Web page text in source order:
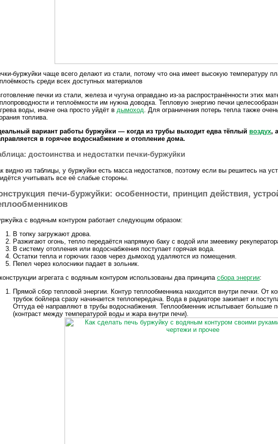
буржуйки чаще всего делают из стали, потому что она имеет высокую температуру
среди всех доступных материалов
печки из стали, железа и чугуна оправдано из-за распространённости этих
и теплоёмкости им нужна доводка. Тепловую энергию печки
воды, иначе она просто уйдёт в дымоход. Для ограничения потерь тепла также
топлива.
вариант работы буржуйки — когда из трубы выходит едва тёплый воздух,
в горячее водоснабжение и отопление дома.
достоинства и недостатки печки-буржуйки
видно из таблицы, у буржуйки есть масса недостатков, поэтому если вы решитесь на
учитывать все её слабые стороны.
печи-буржуйки: особенности, принцип действия,
с водяным контуром работает следующим образом:
В топку загружают дрова.
Разжигают огонь, тепло передаётся напрямую баку с водой или змеевику
В систему отопления или водоснабжения поступает горячая вода.
Остатки тепла и горючих газов через дымоход удаляются из помещения.
Пепел через колосники падает в зольник.
агрегата с водяным контуром использованы два принципа сбора энергии:
Прямой сбор тепловой энергии. Контур теплообменника находится внутри печки. От
трубок бойлера сразу начинается теплопередача. Вода в радиаторе закипает и
Оттуда её направляют в трубы водоснабжения. Теплообменник испытывает большие
(контраст между температурой воды и жара внутри печи).